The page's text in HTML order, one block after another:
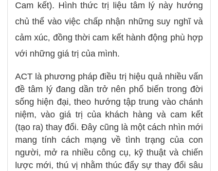
Cam kết). Hình thức trị liệu tâm lý này hướng
chủ thể vào việc chấp nhận những suy nghĩ và
cảm xúc, đồng thời cam kết hành động phù hợp
với những giá trị của mình.
ACT là phương pháp điều trị hiệu quả nhiều vấn
đề tâm lý đang dần trở nên phổ biến trong đời
sống hiện đại, theo hướng tập trung vào chánh
niệm, vào giá trị của khách hàng và cam kết
(tạo ra) thay đổi. Đây cũng là một cách nhìn mới
mang tính cách mạng về tình trạng của con
người, mở ra nhiều công cụ, kỹ thuật và chiến
lược mới, thú vị nhằm thúc đẩy sự thay đổi sâu